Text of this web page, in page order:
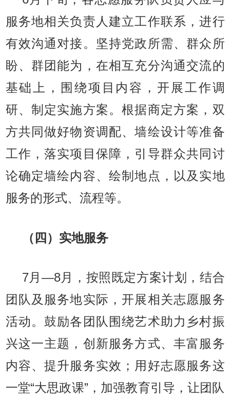
服务地相关负责人建立工作联系，进行
有效沟通对接。坚持党政所需、群众所
盼、群团能为，在相互充分沟通交流的
基础上，围绕项目内容，开展工作调
研、制定实施方案。根据商定方案，双
方共同做好物资调配、墙绘设计等准备
工作，落实项目保障，引导群众共同讨
论确定墙绘内容、绘制地点，以及实地
服务的形式、流程等。
（四）实地服务
7月—8月，按照既定方案计划，结合
团队及服务地实际，开展相关志愿服务
活动。鼓励各团队围绕艺术助力乡村振
兴这一主题，创新服务方式、丰富服务
内容、提升服务实效；用好志愿服务这
一堂“大思政课”，加强教育引导，让团队